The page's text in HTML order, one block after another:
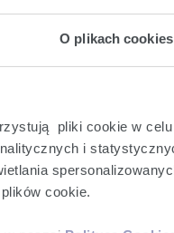
O plikach cookies
pliki cookie w celu
i
cookie.
S.A.